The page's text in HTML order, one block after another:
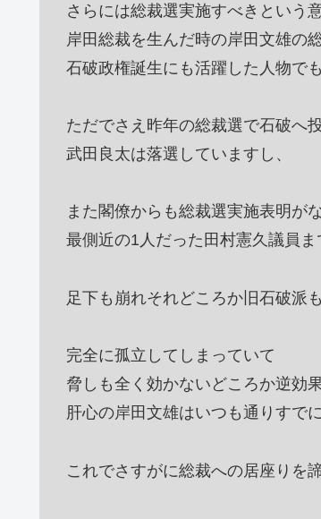
さらには総裁選実施すべきという
岸田総裁を生んだ時の岸田文雄の
石破政権誕生にも活躍した人物で
ただでさえ昨年の総裁選で石破へ
武田良太は落選していますし、
また閣僚からも総裁選実施表明が
最側近の1人だった田村憲久議員ま
足下も崩れそれどころか旧石破派
完全に孤立してしまっていて
脅しも全く効かないどころか逆効果
肝心の岸田文雄はいつも通りすで
これでさすがに総裁への居座りを